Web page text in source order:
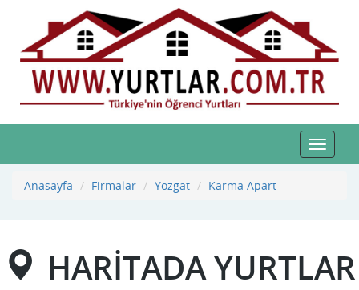
Toggle
Anasayfa
Firmalar Yozgat Karma Apart
HARİTADA YURTLAR